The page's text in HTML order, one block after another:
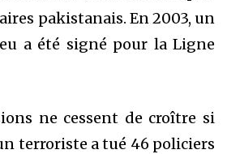
pakistanais. En 2003, un
a été signé pour la Ligne
ne cessent de croître si
terroriste a tué 46 policiers